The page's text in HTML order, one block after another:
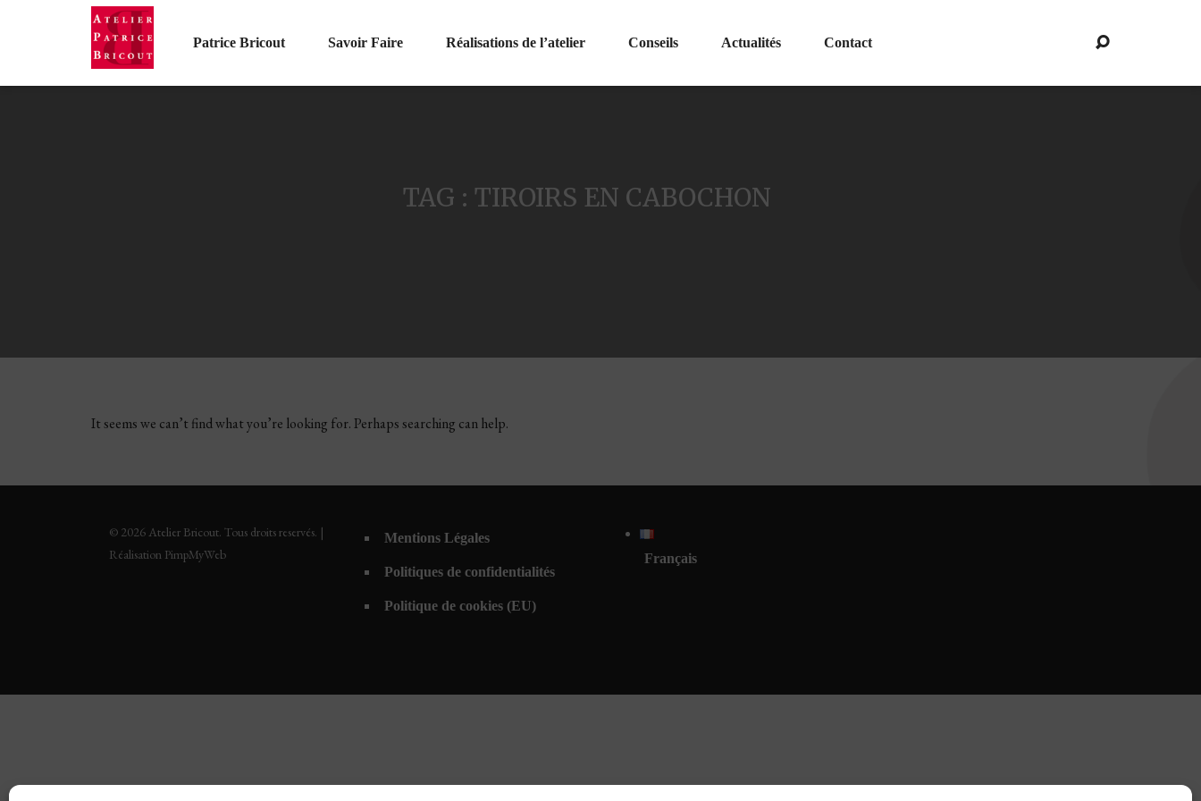
Patrice Bricout Savoir Faire Réalisations de l’atelier Conseils Actualités Contact
TAG : TIROIRS EN CABOCHON
It seems we can’t find what you’re looking for. Perhaps searching can help.
Mentions Légales
Politiques de confidentialités
Politique de cookies (EU)
Français
© 2026 Atelier Bricout. Tous droits reservés. |
Réalisation PimpMyWeb